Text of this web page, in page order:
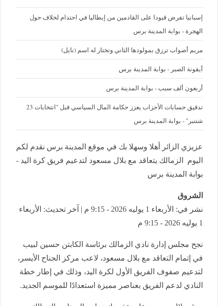
إسبانيا تفرض قيودا على القادمين من إيطاليا في احتدام لخلاف حول
الهجرة - بوابة المدينة برس
مريم أصواب ترزق بمولودها الثاني وتختار له اسم (نايل)
أيقونة الصبر - بوابة المدينة برس
أربعون ألف سبب - بوابة المدينة برس
تدقيق حسابات الأحزاب يعزز حكامة المال السياسي قبل "انتخابات 23
شتنبر" - بوابة المدينة برس
عزيزي الزائر أهلا وسهلا بك في موقع المدينة برس نقدم لكم
اليوم الزمالك يتعاقد مع بلال مسعود لتدعيم فريق كرة اليد -
بوابة المدينة برس
الشروق
نشر في: الأربعاء 1 يوليه 2026 - 9:15 م | آخر تحديث: الأربعاء
1 يوليه 2026 - 9:15 م
نجح مجلس إدارة نادي الزمالك برئاسة الكابتن حسين لبيب
في إتمام التعاقد مع بلال مسعود، لاعب مركز الجناح الأيسر،
لتدعيم صفوف الفريق الأول لكرة اليد، وذلك في إطار خطة
النادي لدعم الفريق بعناصر مميزة استعدادًا للموسم الجديد.